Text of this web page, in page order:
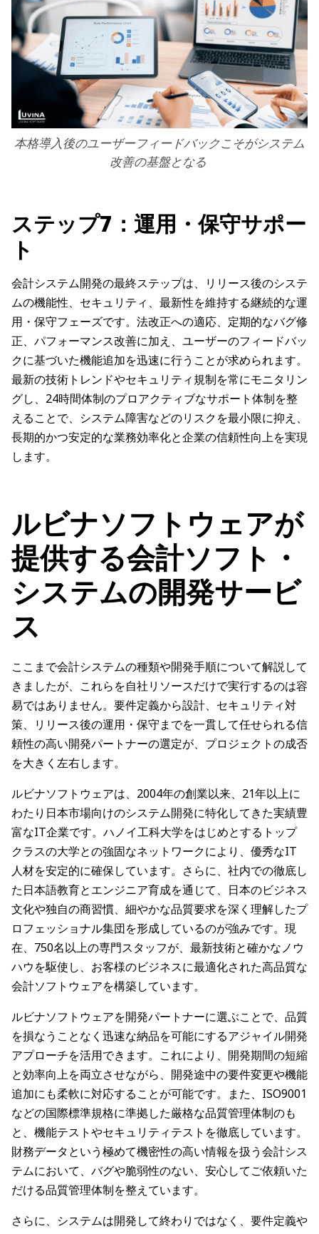
本格導入後のユーザーフィードバックこそがシステム
改善の基盤となる
ステップ7：運用・保守サポー
ト
会計システム開発の最終ステップは、リリース後のシステ
ムの機能性、セキュリティ、最新性を維持する継続的な運
用・保守フェーズです。法改正への適応、定期的なバグ修
正、パフォーマンス改善に加え、ユーザーのフィードバッ
クに基づいた機能追加を迅速に行うことが求められます。
最新の技術トレンドやセキュリティ規制を常にモニタリン
グし、24時間体制のプロアクティブなサポート体制を整
えることで、システム障害などのリスクを最小限に抑え、
長期的かつ安定的な業務効率化と企業の信頼性向上を実現
します。
ルビナソフトウェアが
提供する会計ソフト・
システムの開発サービ
ス
ここまで会計システムの種類や開発手順について解説して
きましたが、これらを自社リソースだけで実行するのは容
易ではありません。要件定義から設計、セキュリティ対
策、リリース後の運用・保守までを一貫して任せられる信
頼性の高い開発パートナーの選定が、プロジェクトの成否
を大きく左右します。
ルビナソフトウェアは、2004年の創業以来、21年以上に
わたり日本市場向けのシステム開発に特化してきた実績豊
富なIT企業です。ハノイ工科大学をはじめとするトップ
クラスの大学との強固なネットワークにより、優秀なIT
人材を安定的に確保しています。さらに、社内での徹底し
た日本語教育とエンジニア育成を通じて、日本のビジネス
文化や独自の商習慣、細やかな品質要求を深く理解したプ
ロフェッショナル集団を形成しているのが強みです。現
在、750名以上の専門スタッフが、最新技術と確かなノウ
ハウを駆使し、お客様のビジネスに最適化された高品質な
会計ソフトウェアを構築しています。
ルビナソフトウェアを開発パートナーに選ぶことで、品質
を損なうことなく迅速な納品を可能にするアジャイル開発
アプローチを活用できます。これにより、開発期間の短縮
と効率向上を両立させながら、開発途中の要件変更や機能
追加にも柔軟に対応することが可能です。また、ISO9001
などの国際標準規格に準拠した厳格な品質管理体制のも
と、機能テストやセキュリティテストを徹底しています。
財務データという極めて機密性の高い情報を扱う会計シス
テムにおいて、バグや脆弱性のない、安心してご依頼いた
だける品質管理体制を整えています。
さらに、システムは開発して終わりではなく、要件定義や